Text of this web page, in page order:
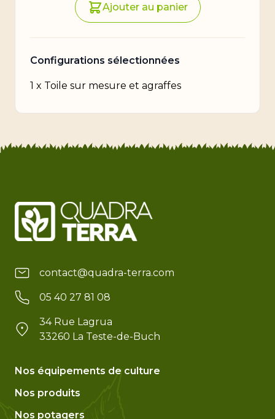
Ajouter au panier
Configurations sélectionnées
1 x Toile sur mesure et agraffes
contact@quadra-terra.com
05 40 27 81 08
34 Rue Lagrua
33260 La Teste-de-Buch
Nos équipements de culture
Nos produits
Nos potagers